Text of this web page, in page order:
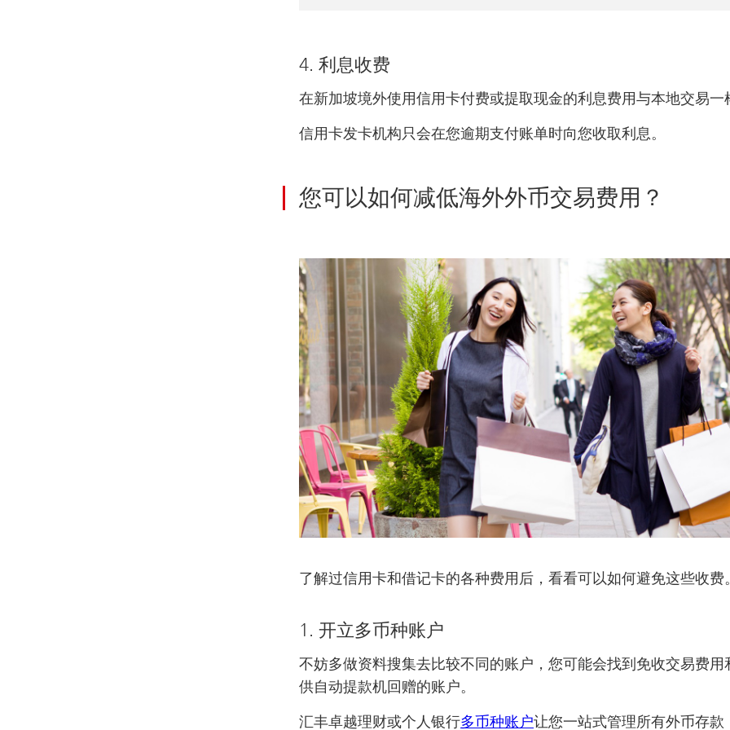
4. 利息收费
在新加坡境外使用信用卡付费或提取现金的利息费用与本地交易一
信用卡发卡机构只会在您逾期支付账单时向您收取利息。
您可以如何减低海外外币交易费用？
了解过信用卡和借记卡的各种费用后，看看可以如何避免这些收费
1. 开立多币种账户
不妨多做资料搜集去比较不同的账户，您可能会找到免收交易费用
供自动提款机回赠的账户。
汇丰卓越理财或个人银行多币种账户让您一站式管理所有外币存款